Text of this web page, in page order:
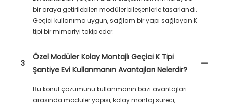
bir araya getirilebilen modüler bileşenlerle tasarlandı.
Geçici kullanıma uygun, sağlam bir yapı sağlayan K
tipi bir mimariyi takip eder.
3
Özel Modüler Kolay Montajlı Geçici K Tipi
Şantiye Evi Kullanmanın Avantajları Nelerdir?
Bu konut çözümünü kullanmanın bazı avantajları
arasında modüler yapısı, kolay montaj süreci,